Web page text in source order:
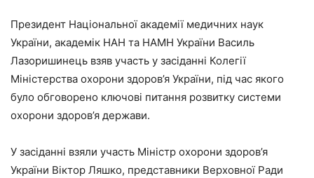
Президент Національної академії медичних наук
України, академік НАН та НАМН України Василь
Лазоришинець взяв участь у засіданні Колегії
Міністерства охорони здоров’я України, під час якого
було обговорено ключові питання розвитку системи
охорони здоров’я держави.
У засіданні взяли участь Міністр охорони здоров’я
України Віктор Ляшко, представники Верховної Ради